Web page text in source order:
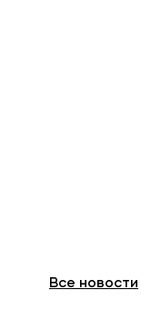
Все новости